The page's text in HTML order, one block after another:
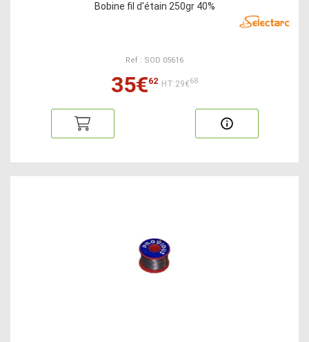
Bobine fil d'étain 250gr 40%
Ref : SOD 05616
35€62 HT:29€68